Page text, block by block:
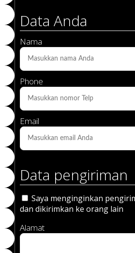
Data Anda
Nama
Phone
Email
Data pengiriman
Saya menginginkan
dan dikirimkan ke orang lain
Alamat